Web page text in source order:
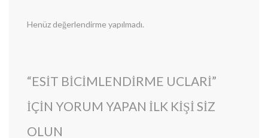
Henüz değerlendirme yapılmadı.
“ESIT BICIMLENDIRME UCLARI”
IÇIN YORUM YAPAN ILK KIŞI SIZ
OLUN